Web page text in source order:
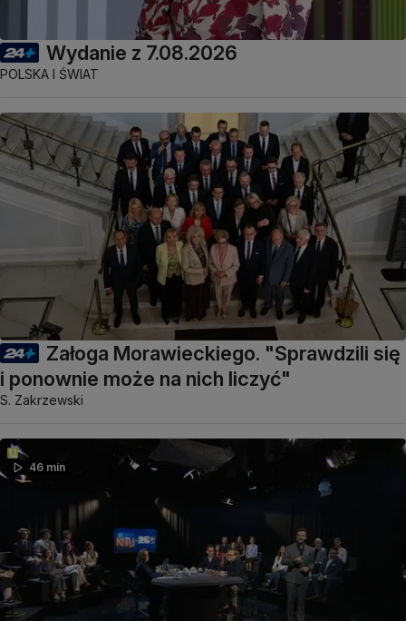
Wydanie z 7.08.2026
POLSKA I ŚWIAT
Załoga Morawieckiego. "Sprawdzili się
i ponownie może na nich liczyć"
S. Zakrzewski
46 min